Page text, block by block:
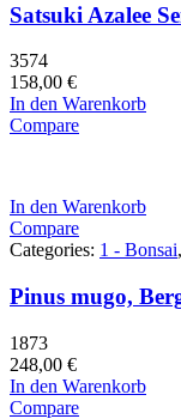
Satsuki Azalee
3574
158,00 €
In den Warenkorb
Compare
In den Warenkorb
Compare
Categories: 1 - Bonsai,
Pinus mugo,
1873
248,00 €
In den Warenkorb
Compare